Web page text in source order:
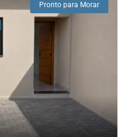
Pronto para Morar